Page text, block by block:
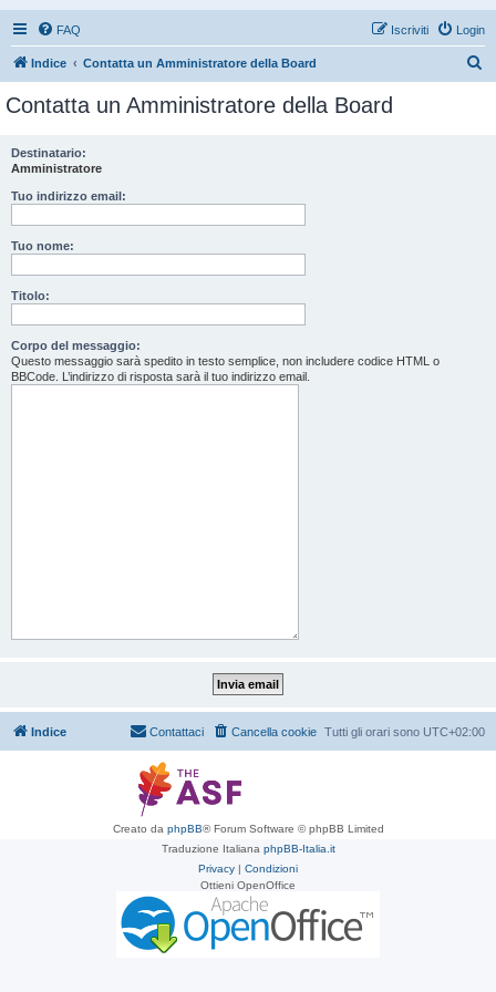
FAQ Login
Iscriviti
Indice Contatta un Amministratore della Board
Contatta un Amministratore della Board
Destinatario:
Amministratore
Tuo indirizzo email:
Tuo nome:
Titolo:
Corpo del messaggio:
Questo messaggio sarà spedito in testo semplice, non includere codice HTML o
BBCode. L’indirizzo di risposta sarà il tuo indirizzo email.
Indice Tutti gli orari sono UTC+02:00
Cancella cookie
Contattaci
Creato da phpBB® Forum Software © phpBB Limited
Traduzione Italiana phpBB-Italia.it
Privacy | Condizioni
Ottieni OpenOffice